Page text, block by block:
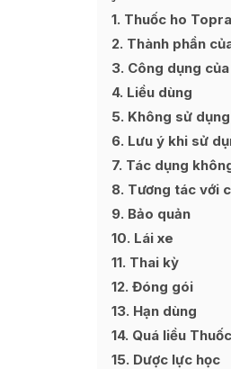
1 Thuốc ho
2 Thành phần
3 Công dụng
4 Liều dùng
5 Không sử
6 Lưu ý khi sử
7 Tác dụng
8 Tương tác với
9 Bảo quản
10 Lái xe
11 Thai kỳ
12 Đóng gói
13 Hạn dùng
14 Quá liều
15 Dược lực học